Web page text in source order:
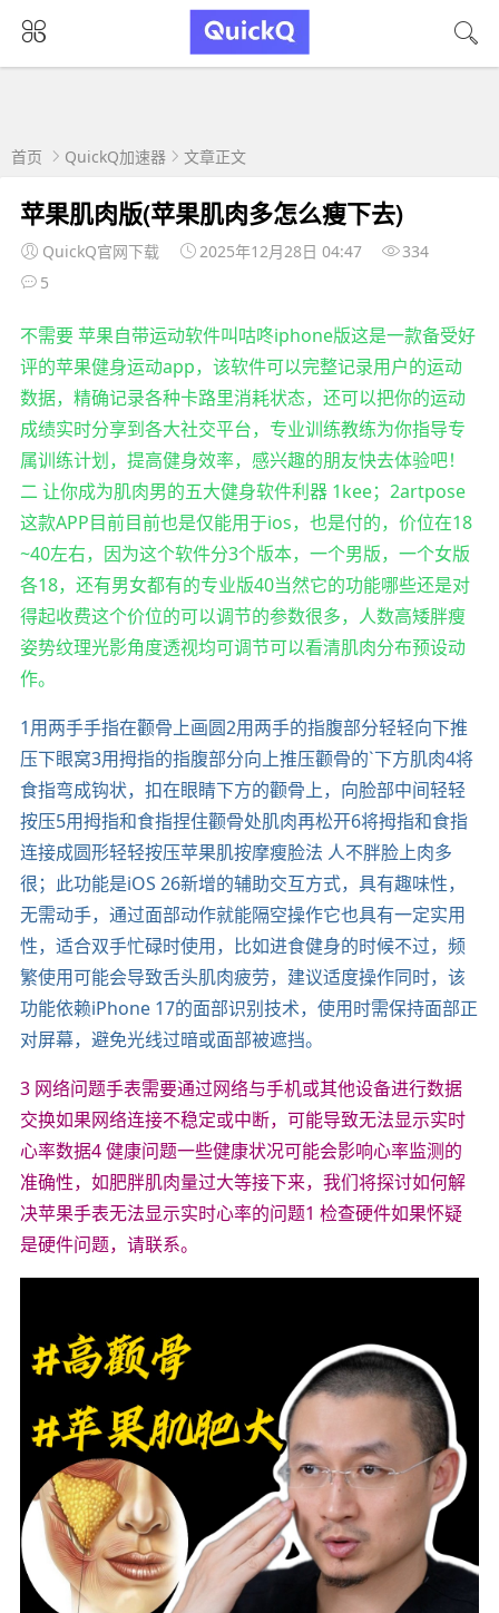
首页 QuickQ加速器 文章正文
苹果肌肉版(苹果肌肉多怎么瘦下去)
QuickQ官网下载 2025年12月28日 04:47
334
5
不需要 苹果自带运动软件叫咕咚iphone版这是一款备受好
评的苹果健身运动app，该软件可以完整记录用户的运动
数据，精确记录各种卡路里消耗状态，还可以把你的运动
成绩实时分享到各大社交平台，专业训练教练为你指导专
属训练计划，提高健身效率，感兴趣的朋友快去体验吧！
二 让你成为肌肉男的五大健身软件利器 1kee；2artpose
这款APP目前目前也是仅能用于ios，也是付的，价位在18
~40左右，因为这个软件分3个版本，一个男版，一个女版
各18，还有男女都有的专业版40当然它的功能哪些还是对
得起收费这个价位的可以调节的参数很多，人数高矮胖瘦
姿势纹理光影角度透视均可调节可以看清肌肉分布预设动
作。
1用两手手指在颧骨上画圆2用两手的指腹部分轻轻向下推
压下眼窝3用拇指的指腹部分向上推压颧骨的`下方肌肉4将
食指弯成钩状，扣在眼睛下方的颧骨上，向脸部中间轻轻
按压5用拇指和食指捏住颧骨处肌肉再松开6将拇指和食指
连接成圆形轻轻按压苹果肌按摩瘦脸法 人不胖脸上肉多
很；此功能是iOS 26新增的辅助交互方式，具有趣味性，
无需动手，通过面部动作就能隔空操作它也具有一定实用
性，适合双手忙碌时使用，比如进食健身的时候不过，频
繁使用可能会导致舌头肌肉疲劳，建议适度操作同时，该
功能依赖iPhone 17的面部识别技术，使用时需保持面部正
对屏幕，避免光线过暗或面部被遮挡。
3 网络问题手表需要通过网络与手机或其他设备进行数据
交换如果网络连接不稳定或中断，可能导致无法显示实时
心率数据4 健康问题一些健康状况可能会影响心率监测的
准确性，如肥胖肌肉量过大等接下来，我们将探讨如何解
决苹果手表无法显示实时心率的问题1 检查硬件如果怀疑
是硬件问题，请联系。